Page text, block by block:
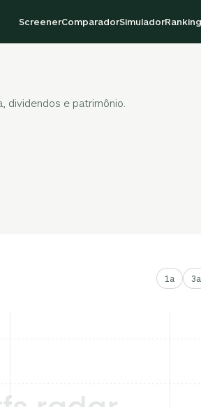
ScreenerComparadorSimulador
dividendos e patrimônio.
1a 3a